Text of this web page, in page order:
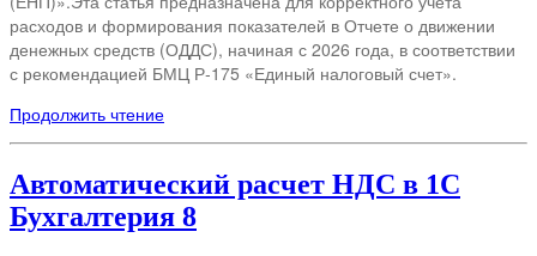
расходов и формирования показателей в Отчете о движении
денежных средств (ОДДС), начиная с 2026 года, в соответствии
с рекомендацией БМЦ Р‑175 «Единый налоговый счет».
Продолжить чтение
Автоматический расчет НДС в 1С
Бухгалтерия 8